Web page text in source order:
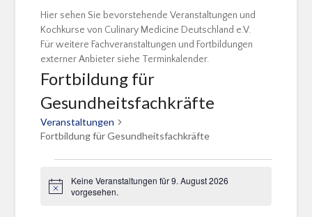
Hier sehen Sie bevorstehende Veranstaltungen und
Kochkurse von Culinary Medicine Deutschland e.V.
Für weitere Fachveranstaltungen und Fortbildungen
externer Anbieter siehe Terminkalender.
Fortbildung für
Gesundheitsfachkräfte
Veranstaltungen
Fortbildung für Gesundheitsfachkräfte
Hinweis
Keine Veranstaltungen für 9. August 2026
vorgesehen.